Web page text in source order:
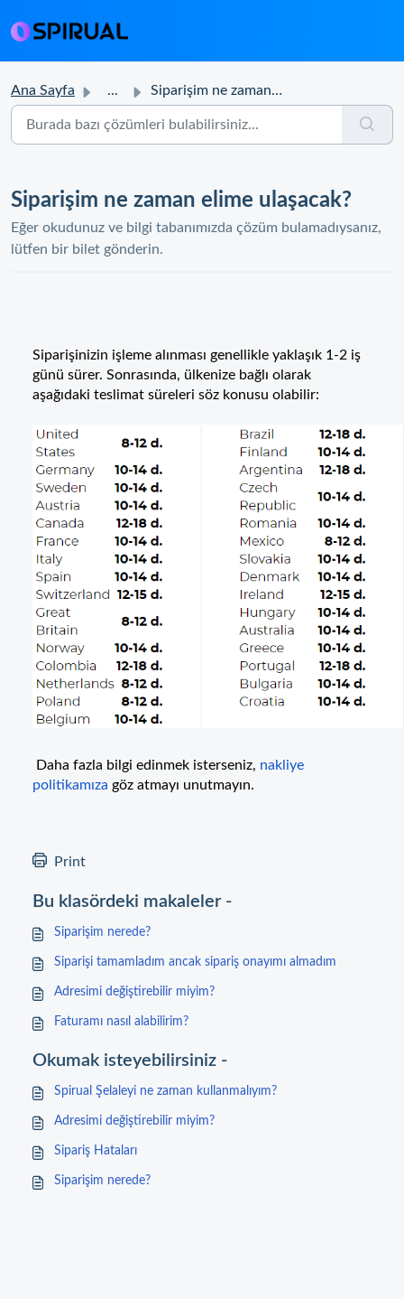
Ana Sayfa ... Siparişim ne zaman elime ulaşacak?
Siparişim ne zaman elime ulaşacak?
Eğer okudunuz ve bilgi tabanımızda çözüm bulamadıysanız,
lütfen bir bilet gönderin.
Siparişinizin işleme alınması genellikle yaklaşık 1-2 iş
günü sürer. Sonrasında, ülkenize bağlı olarak
aşağıdaki teslimat süreleri söz konusu olabilir:
Daha fazla bilgi edinmek isterseniz, nakliye
politikamıza göz atmayı unutmayın.
Print
Bu klasördeki makaleler -
Siparişim nerede?
Siparişi tamamladım ancak sipariş onayımı almadım
Adresimi değiştirebilir miyim?
Faturamı nasıl alabilirim?
Okumak isteyebilirsiniz -
Spirual Şelaleyi ne zaman kullanmalıyım?
Adresimi değiştirebilir miyim?
Sipariş Hataları
Siparişim nerede?